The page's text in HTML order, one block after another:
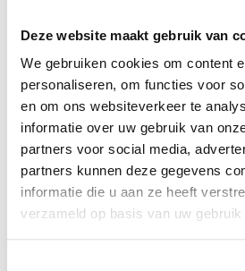
Deze website maakt gebruik van
We gebruiken cookies om content
personaliseren, om functies voor
en om ons websiteverkeer te
informatie over uw gebruik van
partners voor social media,
partners kunnen deze gegevens
informatie die u aan ze heeft
verzameld op basis van uw
's